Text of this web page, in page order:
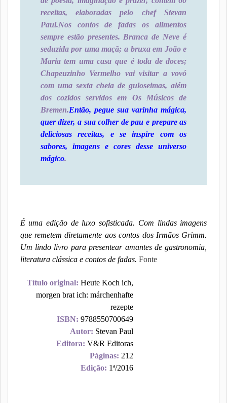
receitas, elaboradas pelo chef Stevan
Paul.Nos contos de fadas os alimentos
sempre estão presentes. Branca de Neve é
seduzida por uma maçã; a bruxa em João e
Maria tem uma casa que é toda de doces;
Chapeuzinho Vermelho vai visitar a vovó
com uma sexta cheia de guloseimas, além
dos cozidos servidos em Os Músicos de
Bremen.Então, pegue sua varinha mágica,
quer dizer, a sua colher de pau e prepare as
deliciosas receitas, e se inspire com os
sabores, imagens e cores desse universo
mágico.
É uma edição de luxo sofisticada. Com lindas imagens
que remetem diretamente aos contos dos Irmãos Grimm.
Um lindo livro para presentear amantes de gastronomia,
literatura clássica e contos de fadas. Fonte
Título original: Heute Koch ich,
morgen brat ich: márchenhafte
rezepte
ISBN: 9788550700649
Autor: Stevan Paul
Editora: V&R Editoras
Páginas: 212
Edição: 1ª/2016